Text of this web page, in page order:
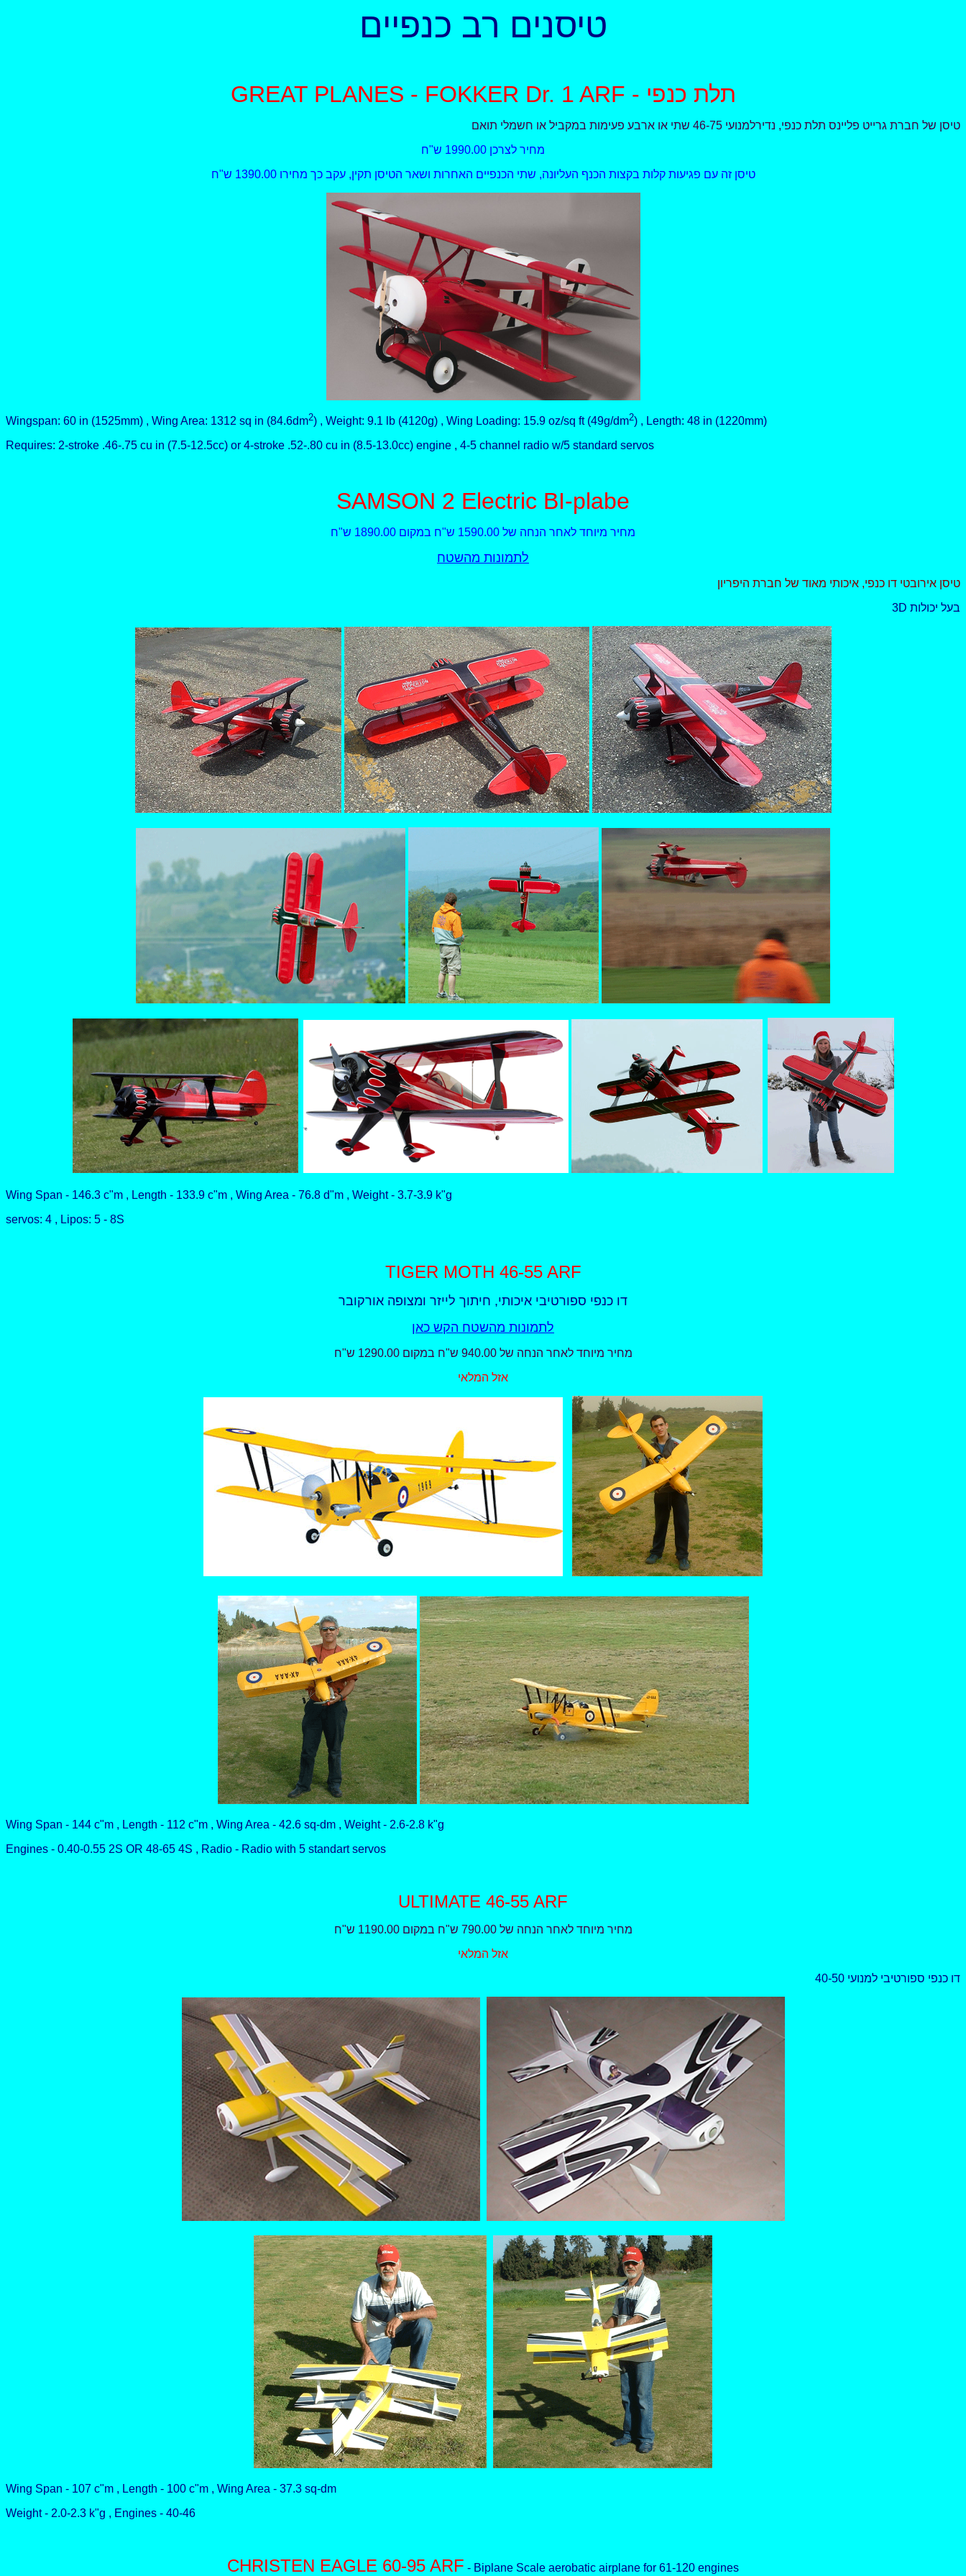
טיסנים רב כנפיים
GREAT PLANES - FOKKER Dr. 1 ARF - תלת כנפי
טיסן של חברת גרייט פליינס תלת כנפי, נדירלמנועי 46-75 שתי או ארבע פעימות במקביל או חשמלי תואם
מחיר לצרכן 1990.00 ש"ח
טיסן זה עם פגיעות קלות בקצות הכנף העליונה, שתי הכנפיים האחרות ושאר הטיסן תקין, עקב כך מחירו 1390.00 ש"ח
Wingspan: 60 in (1525mm) , Wing Area: 1312 sq in (84.6dm2) , Weight: 9.1 lb (4120g) , Wing Loading: 15.9 oz/sq ft (49g/dm2) , Length: 48 in (1220mm)
Requires: 2-stroke .46-.75 cu in (7.5-12.5cc) or 4-stroke .52-.80 cu in (8.5-13.0cc) engine , 4-5 channel radio w/5 standard servos
SAMSON 2 Electric BI-plabe
מחיר מיוחד לאחר הנחה של 1590.00 ש"ח במקום 1890.00 ש"ח
לתמונות מהשטח
טיסן אירובטי דו כנפי, איכותי מאוד של חברת היפריון
3D בעל יכולות
Wing Span - 146.3 c"m , Length - 133.9 c"m , Wing Area - 76.8 d"m , Weight - 3.7-3.9 k"g
servos: 4 , Lipos: 5 - 8S
TIGER MOTH 46-55 ARF
דו כנפי ספורטיבי איכותי, חיתוך לייזר ומצופה אורקובר
לתמונות מהשטח הקש כאן
מחיר מיוחד לאחר הנחה של 940.00 ש"ח במקום 1290.00 ש"ח
אזל המלאי
Wing Span - 144 c"m , Length - 112 c"m , Wing Area - 42.6 sq-dm , Weight - 2.6-2.8 k"g
Engines - 0.40-0.55 2S OR 48-65 4S , Radio - Radio with 5 standart servos
ULTIMATE 46-55 ARF
מחיר מיוחד לאחר הנחה של 790.00 ש"ח במקום 1190.00 ש"ח
אזל המלאי
דו כנפי ספורטיבי למנועי 40-50
Wing Span - 107 c"m , Length - 100 c"m , Wing Area - 37.3 sq-dm
Weight - 2.0-2.3 k"g , Engines - 40-46
CHRISTEN EAGLE 60-95 ARF - Biplane Scale aerobatic airplane for 61-120 engines